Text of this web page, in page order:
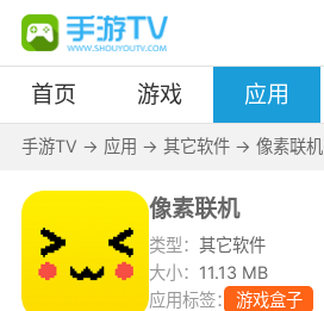
首页 游戏 应用
手游TV -> 应用 -> 其它软件-> 像素联机
像素联机
类型：其它软件
大小： 11.13 MB
应用标签：
游戏盒子